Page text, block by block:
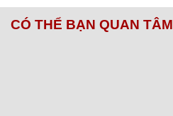
CÓ THỂ BẠN QUAN TÂM